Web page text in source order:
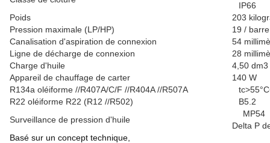
IP66
Poids
203
Pression maximale (LP/HP)
19 /
Canalisation d'aspiration de connexion
54
Ligne de décharge de connexion
28
Charge d'huile
4,50 dm3
Appareil de chauffage de carter
140 W
R134a oléiforme //R407A/C/F //R404A //R507A
R22 oléiforme R22 (R12 //R502)
B5.2
Surveillance de pression d'huile
MP54
Delta P
Basé sur un concept technique,